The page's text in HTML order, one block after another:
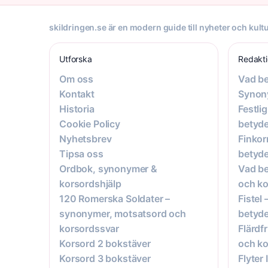
skildringen.se är en modern guide till nyheter och
Utforska
Om oss
Kontakt
Historia
Cookie Policy
Nyhetsbrev
Tipsa oss
Ordbok, synonymer &
korsordshjälp
120 Romerska Soldater –
synonymer, motsatsord och
korsordssvar
Korsord 2 bokstäver
Korsord 3 bokstäver
Vad
Vad
och
Fistel
och
Flyter